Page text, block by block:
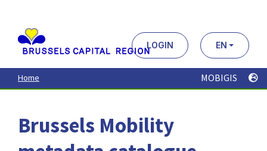
contenu
principal
LOGIN EN
Home MOBIGIS
Brussels Mobility